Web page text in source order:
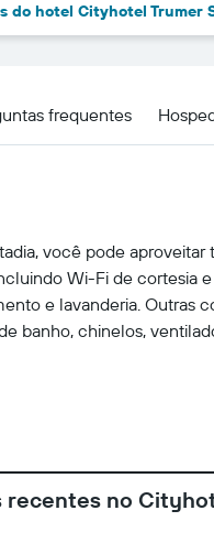
do hotel Cityhotel Trumer
frequentes
você pode
Wi-Fi de cortesia
e lavanderia. Outras
banho, chinelos,
recentes no